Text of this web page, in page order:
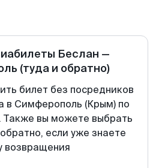
Беслан —
(туда и обратно)
билет без посредников
в Симферополь (Крым) по
Также вы можете выбрать
если уже знаете
возвращения